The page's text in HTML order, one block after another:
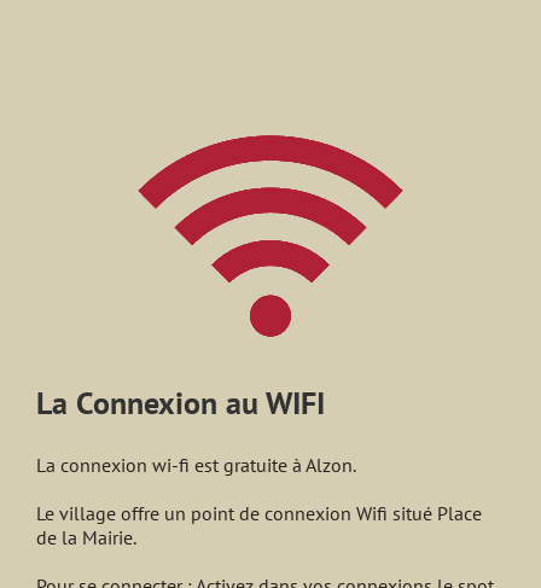
La Connexion au WIFI
La connexion wi-fi est gratuite à Alzon.
Le village offre un point de connexion Wifi situé Place
de la Mairie.